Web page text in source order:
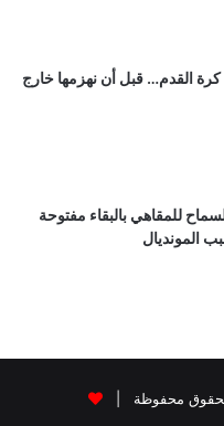
القدم… قبل أن نهزمها خارج
للمقاهي بالبقاء مفتوحة
المونديال